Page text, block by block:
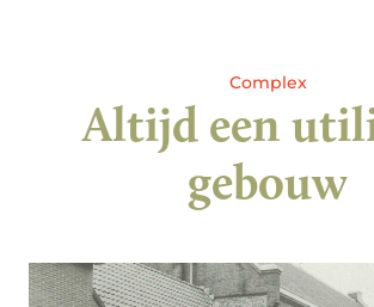
Complex
Altijd een
gebouw